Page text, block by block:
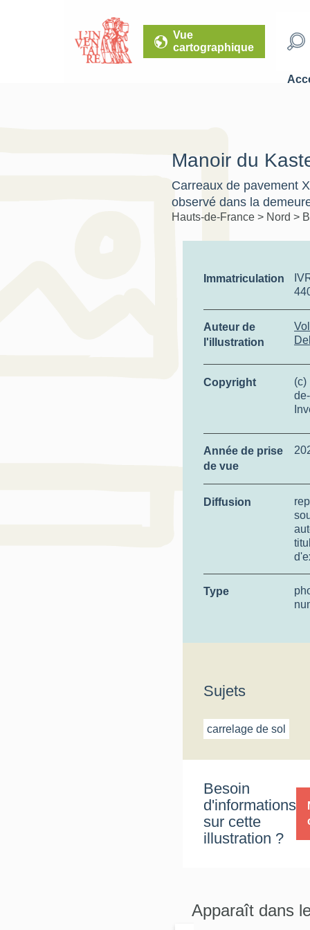
Vue
cartographique
Manoir du
Carreaux de pavement
observé dans la
Hauts-de-France > Nord >
Immatriculation
Auteur de
l'illustration
Copyright
(c)
Année de prise
de vue
Diffusion
Type
Sujets
carrelage de sol
Besoin
d'informations
sur cette
illustration ?
Apparaît dans